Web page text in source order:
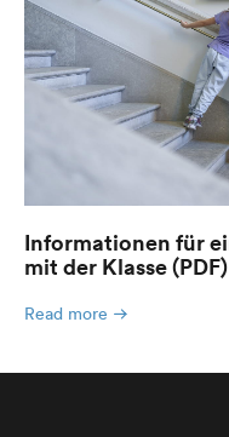
Informationen für
mit der Klasse (PDF)
Read more